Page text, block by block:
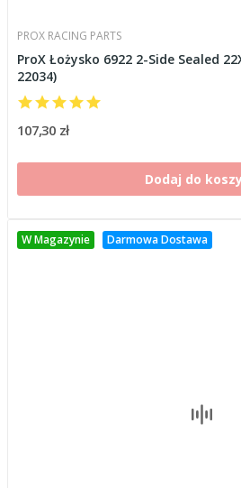
PROX RACING PARTS
ProX Łożysko 6922 2-Side Sealed
22034)
107,30 zł
Dodaj do
W Magazynie Darmowa Dostawa